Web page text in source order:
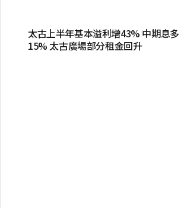
太古上半年基本溢利增43% 中期息多
15% 太古廣場部分租金回升